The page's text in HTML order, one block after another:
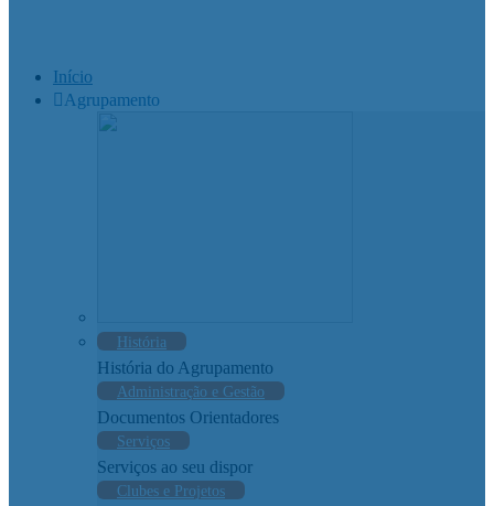
Início
Agrupamento
História
História do Agrupamento
Administração e Gestão
Documentos Orientadores
Serviços
Serviços ao seu dispor
Clubes e Projetos